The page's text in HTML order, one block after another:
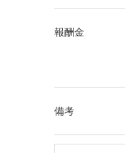
報酬金
備考